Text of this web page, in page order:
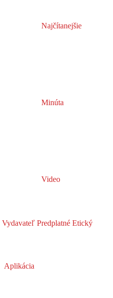
Najčítanejšie
Minúta
Video
Vydavateľ Predplatné Etický
Aplikácia